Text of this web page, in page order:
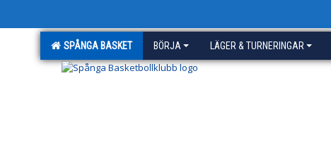
SPÅNGA BASKET BÖRJA LÄGER & TURNERINGAR